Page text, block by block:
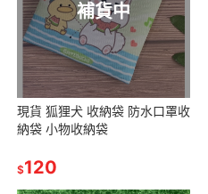
補貨中
現貨 狐狸犬 收納袋 防水口罩收
納袋 小物收納袋
$120